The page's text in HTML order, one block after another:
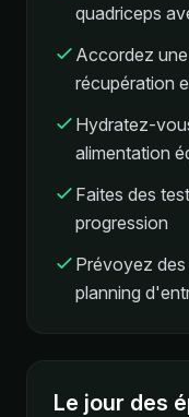
quadriceps
Accordez
récupération
Hydratez-
alimentation
Faites des
progression
Prévoyez
planning
Le jour des